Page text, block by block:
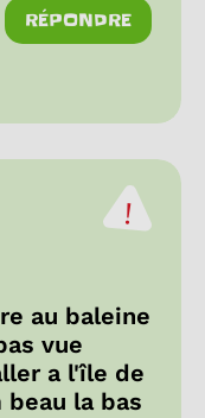
RÉPONDRE
au baleine
vue
a l'île de
la bas